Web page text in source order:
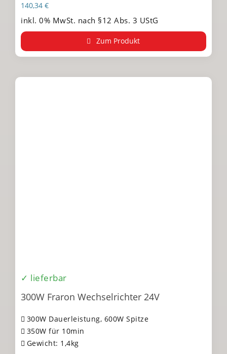
140,34 €
inkl. 0% MwSt. nach §12 Abs. 3 UStG
Zum Produkt
✓ lieferbar
300W Fraron Wechselrichter 24V
300W Dauerleistung, 600W Spitze
350W für 10min
Gewicht: 1,4kg